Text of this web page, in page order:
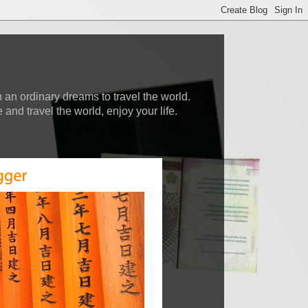
ordinary dreams to travel the world.
travel the world, enjoy your life.